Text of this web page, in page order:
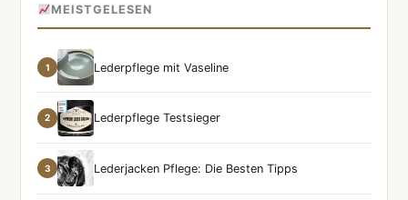
MEISTGELESEN
1 Lederpflege mit Vaseline
2 Lederpflege Testsieger
3 Lederjacken Pflege: Die Besten Tipps